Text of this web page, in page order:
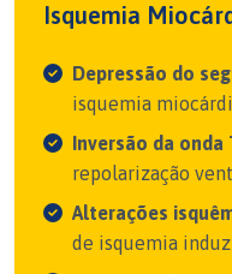
Isquemia
Depressão do
isquemia
Inversão da onda
repolarização
Alterações
de isquemia